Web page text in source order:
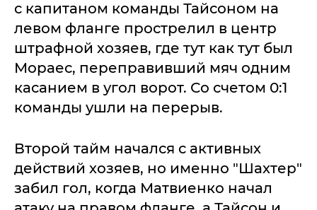
с капитаном команды Тайсоном на
левом фланге прострелил в центр
штрафной хозяев, где тут как тут был
Мораес, переправивший мяч одним
касанием в угол ворот. Со счетом 0:1
команды ушли на перерыв.
Второй тайм начался с активных
действий хозяев, но именно "Шахтер"
забил гол, когда Матвиенко начал